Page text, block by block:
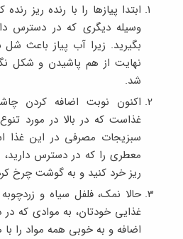
ابتدا پیاز‌ها را با رنده ریز
وسیله دیگری که در دسترس
بگیرید. زیرا آب پیاز باعث
نهایت از هم پاشیدن و شکل
شد.
اکنون نوبت اضافه کردن
غذاست که در بالا در مورد
سبزیجات مصرفی در این غذا
معطری را که در دسترس‌
ریز خرد کنید و‌ به گوشت چرخ‌
حالا نمک، فلفل سیاه و
غذایی خودتان، به موادی که در
اضافه و ‌به خوبی همه مواد را